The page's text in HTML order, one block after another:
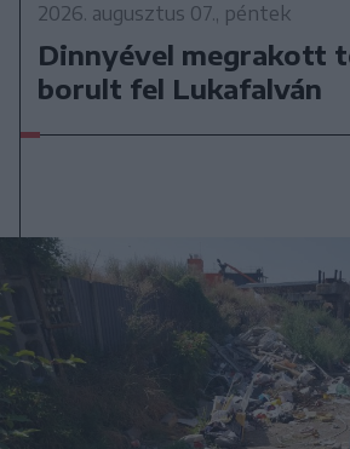
2026. augusztus 07., péntek
Dinnyével megrakott
borult fel Lukafalván